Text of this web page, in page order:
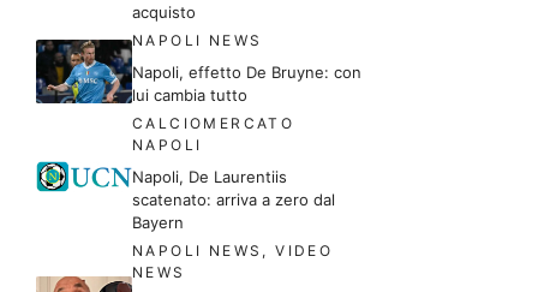
acquisto
NAPOLI NEWS
Napoli, effetto De Bruyne: con
lui cambia tutto
CALCIOMERCATO
NAPOLI
Napoli, De Laurentiis
scatenato: arriva a zero dal
Bayern
NAPOLI NEWS ,VIDEO
NEWS